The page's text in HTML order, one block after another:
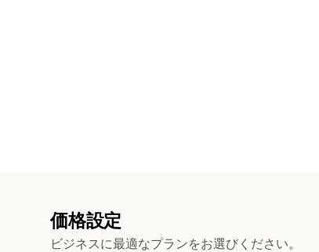
価格設定
ビジネスに最適なプランをお選びください。